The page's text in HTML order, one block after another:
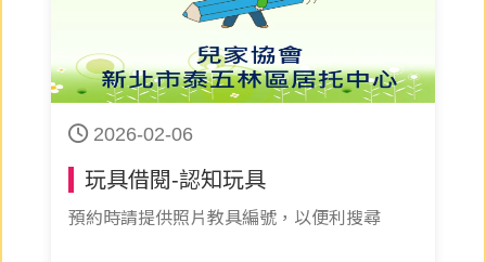
2026-02-06
玩具借閱-認知玩具
預約時請提供照片教具編號，以便利搜尋